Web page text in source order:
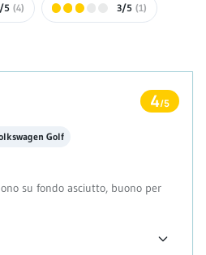
5 (4) 3/5 (1)
4/5
Golf
su fondo asciutto, buono per